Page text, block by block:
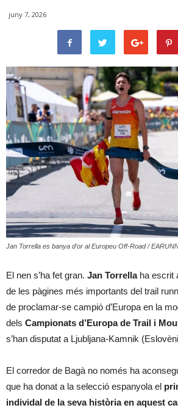
juny 7, 2026
Jan Torrella es banya d'or al Europeu Off-Road /
El nen s’ha fet gran. Jan Torrellaha escrit
de les pàgines més importants del trail
de proclamar-se campió d’Europa en la
dels Campionats d’Europa de Trail i
s’han disputat a Ljubljana-Kamnik
El corredor de Bagà no només ha
que ha donat a la selecció espanyola el
individal de la seva història en aquest